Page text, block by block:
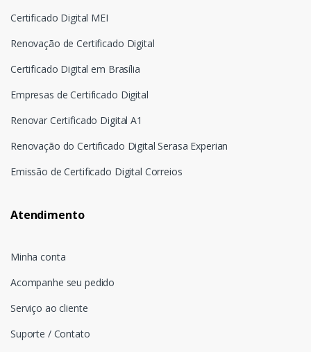
Certificado Digital MEI
Renovação de Certificado Digital
Certificado Digital em Brasília
Empresas de Certificado Digital
Renovar Certificado Digital A1
Renovação do Certificado Digital Serasa Experian
Emissão de Certificado Digital Correios
Atendimento
Minha conta
Acompanhe seu pedido
Serviço ao cliente
Suporte / Contato